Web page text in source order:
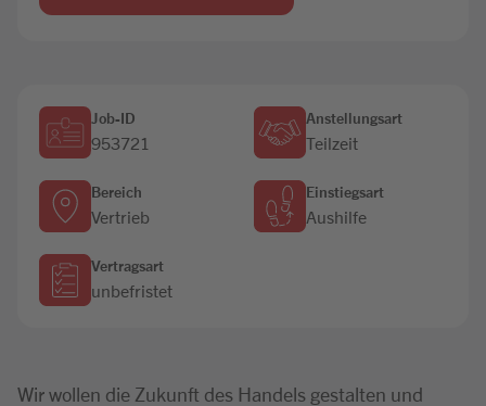
Job-ID
953721
Anstellungsart
Teilzeit
Bereich
Vertrieb
Einstiegsart
Aushilfe
Vertragsart
unbefristet
Wir wollen die Zukunft des Handels gestalten und